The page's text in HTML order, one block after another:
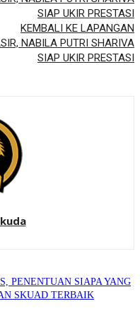
KEMBALI KE LAPANGAN
NABILA PUTRI SHARIVA
SIAP UKIR PRESTASI
PENENTUAN SIAPA YANG
SKUAD TERBAIK